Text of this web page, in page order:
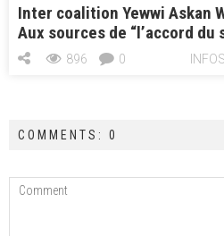
Inter coalition Yewwi Askan
Aux sources de “l’accord du
896 0
COMMENTS: 0